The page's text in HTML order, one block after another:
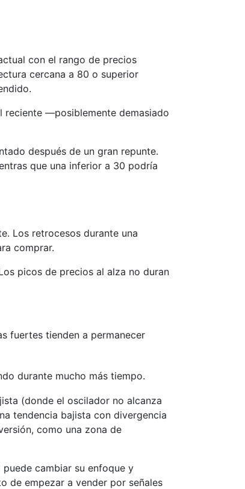
con el rango de precios
cercana a 80 o superior
reciente —posiblemente demasiado
después de un gran repunte.
que una inferior a 30 podría
Los retrocesos durante una
comprar.
picos de precios al alza no duran
fuertes tienden a permanecer
durante mucho más tiempo.
(donde el oscilador no alcanza
tendencia bajista con divergencia
como una zona de
cambiar su enfoque y
de empezar a vender por señales